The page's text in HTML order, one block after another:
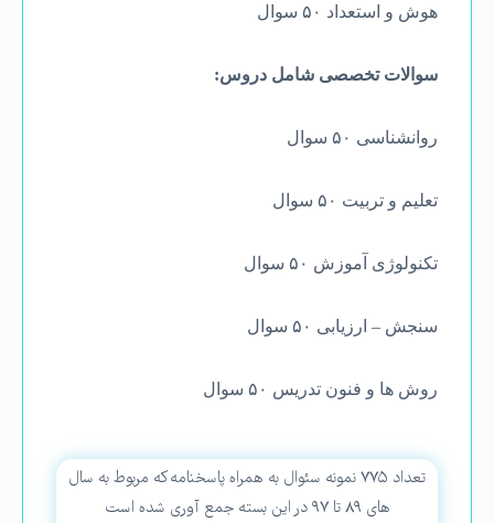
هوش و استعداد ۵۰ سوال
سوالات تخصصی شامل دروس:
روانشناسی ۵۰ سوال
تعلیم و تربیت ۵۰ سوال
تکنولوژی آموزش ۵۰ سوال
سنجش – ارزیابی ۵۰ سوال
روش ها و فنون تدریس ۵۰ سوال
تعداد ۷۷۵ نمونه سئوال به همراه پاسخنامه که مربوط به سال
های ۸۹ تا ۹۷ در این بسته جمع آوری شده است